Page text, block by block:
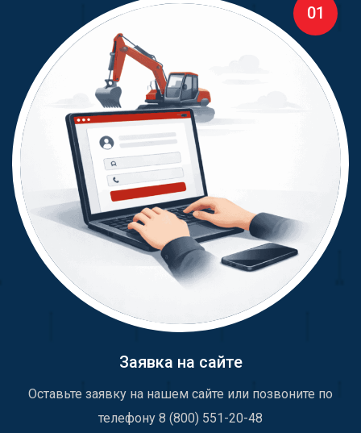
01
Заявка на сайте
Оставьте заявку на нашем сайте или позвоните по
телефону 8 (800) 551-20-48